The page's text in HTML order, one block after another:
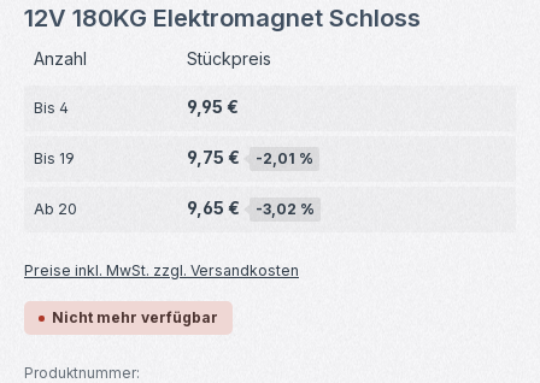
12V 180KG Elektromagnet Schloss
Anzahl Stückpreis
Bis 4 9,95 €
Bis 19 9,75 € -2,01 %
Ab 20 9,65 € -3,02 %
Preise inkl. MwSt. zzgl. Versandkosten
Nicht mehr verfügbar
Produktnummer: